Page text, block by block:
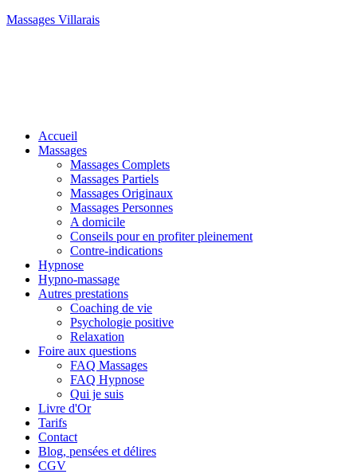
Massages Villarais
Accueil
Massages
Massages Complets
Massages Partiels
Massages Originaux
Massages Personnes
A domicile
Conseils pour en profiter pleinement
Contre-indications
Hypnose
Hypno-massage
Autres prestations
Coaching de vie
Psychologie positive
Relaxation
Foire aux questions
FAQ Massages
FAQ Hypnose
Qui je suis
Livre d'Or
Tarifs
Contact
Blog, pensées et délires
CGV